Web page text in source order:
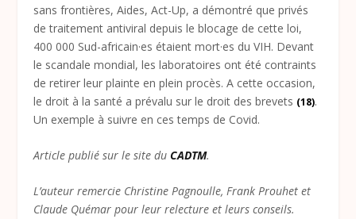
sans frontières, Aides, Act-Up, a démontré que privés
de traitement antiviral depuis le blocage de cette loi,
400 000 Sud-africain·es étaient mort·es du VIH. Devant
le scandale mondial, les laboratoires ont été contraints
de retirer leur plainte en plein procès. A cette occasion,
le droit à la santé a prévalu sur le droit des brevets (18).
Un exemple à suivre en ces temps de Covid.
Article publié sur le site duCADTM.
L’auteur remercie Christine Pagnoulle, Frank Prouhet et
Claude Quémar pour leur relecture et leurs conseils.